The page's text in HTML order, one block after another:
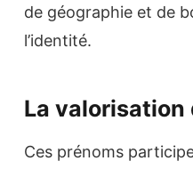
de géographie et de
l’identité.
La valorisation
Ces prénoms